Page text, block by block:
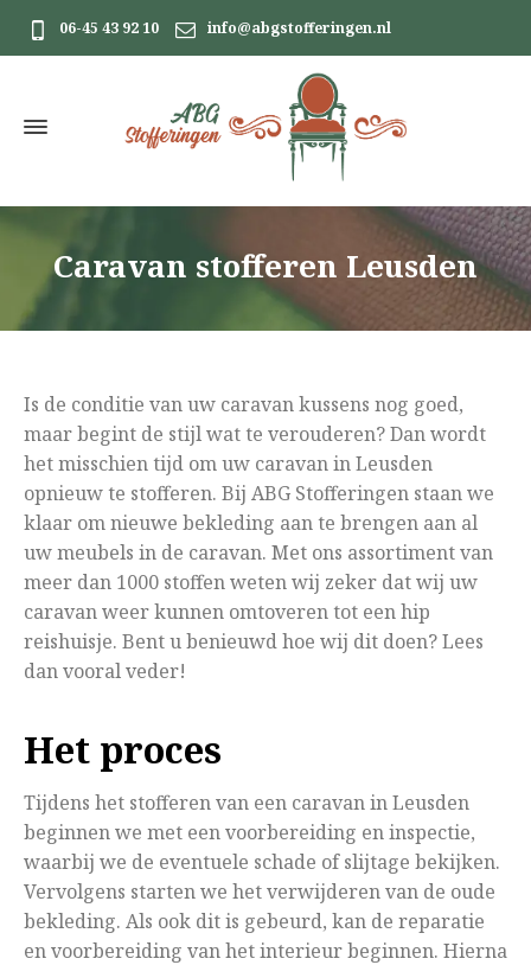
06-45 43 92 10 info@abgstofferingen.nl
Caravan stofferen Leusden
Is de conditie van uw caravan kussens nog goed,
maar begint de stijl wat te verouderen? Dan wordt
het misschien tijd om uw caravan in Leusden
opnieuw te stofferen. Bij ABG Stofferingen staan we
klaar om nieuwe bekleding aan te brengen aan al
uw meubels in de caravan. Met ons assortiment van
meer dan 1000 stoffen weten wij zeker dat wij uw
caravan weer kunnen omtoveren tot een hip
reishuisje. Bent u benieuwd hoe wij dit doen? Lees
dan vooral veder!
Het proces
Tijdens het stofferen van een caravan in Leusden
beginnen we met een voorbereiding en inspectie,
waarbij we de eventuele schade of slijtage bekijken.
Vervolgens starten we het verwijderen van de oude
bekleding. Als ook dit is gebeurd, kan de reparatie
en voorbereiding van het interieur beginnen. Hierna